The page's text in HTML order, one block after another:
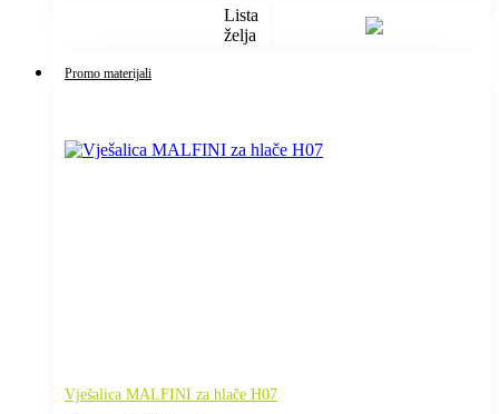
Lista
želja
Promo materijali
Vješalica MALFINI za hlače H07